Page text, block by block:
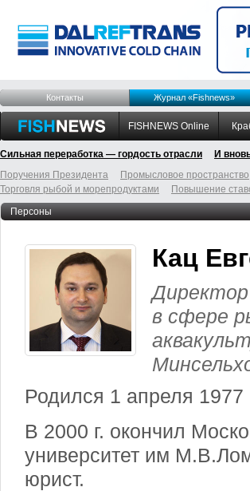
Контакты Журнал «Fishnews»
FISHNEWS Online
Сильная переработка — гордость отрасли И
Поручения Президента
Промысловое пространство
Торговля рыбой и морепродуктами
Повышение
Персоны
Кац
в сфере
Родился 1 апреля 1977
В 2000 г. окончил
университет им
юрист.